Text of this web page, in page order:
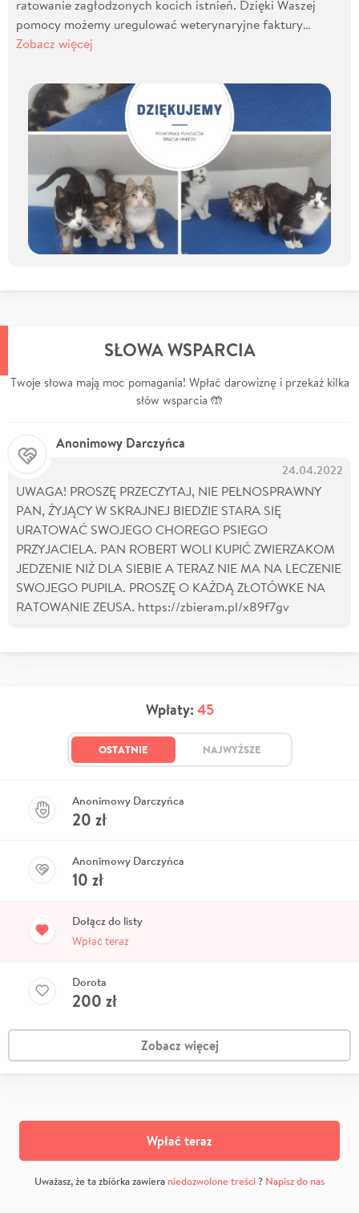
ratowanie zagłodzonych kocich istnień. Dzięki Waszej
pomocy możemy uregulować weterynaryjne faktury…
Zobacz więcej
SŁOWA WSPARCIA
Twoje słowa mają moc pomagania! Wpłać darowiznę i przekaż kilka
słów wsparcia 🤲
Anonimowy Darczyńca
24.04.2022
UWAGA! PROSZĘ PRZECZYTAJ, NIE PEŁNOSPRAWNY
PAN, ŻYJĄCY W SKRAJNEJ BIEDZIE STARA SIĘ
URATOWAĆ SWOJEGO CHOREGO PSIEGO
PRZYJACIELA. PAN ROBERT WOLI KUPIĆ ZWIERZAKOM
JEDZENIE NIŻ DLA SIEBIE A TERAZ NIE MA NA LECZENIE
SWOJEGO PUPILA. PROSZĘ O KAŻDĄ ZŁOTÓWKE NA
RATOWANIE ZEUSA. https://zbieram.pl/x89f7gv
Wpłaty: 45
OSTATNIE NAJWYŻSZE
Anonimowy Darczyńca
20 zł
Anonimowy Darczyńca
10 zł
Dołącz do listy
Wpłać teraz
Dorota
200 zł
Zobacz więcej
Wpłać teraz
Uważasz, że ta zbiórka zawiera niedozwolone treści? Napisz do nas